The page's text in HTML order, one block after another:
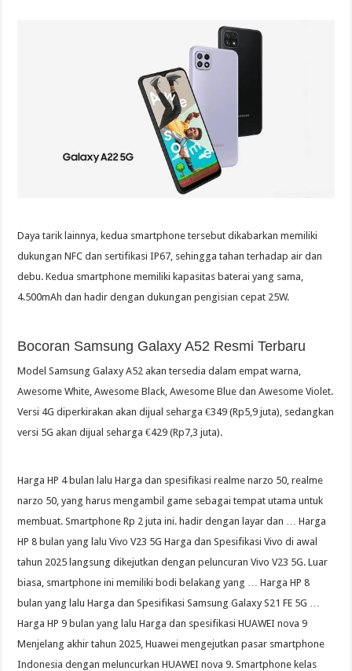
Daya tarik lainnya, kedua smartphone tersebut dikabarkan memiliki
dukungan NFC dan sertifikasi IP67, sehingga tahan terhadap air dan
debu. Kedua smartphone memiliki kapasitas baterai yang sama,
4.500mAh dan hadir dengan dukungan pengisian cepat 25W.
Bocoran Samsung Galaxy A52 Resmi Terbaru
Model Samsung Galaxy A52 akan tersedia dalam empat warna,
Awesome White, Awesome Black, Awesome Blue dan Awesome Violet.
Versi 4G diperkirakan akan dijual seharga €349 (Rp5,9 juta), sedangkan
versi 5G akan dijual seharga €429 (Rp7,3 juta).
Harga HP 4 bulan lalu Harga dan spesifikasi realme narzo 50, realme
narzo 50, yang harus mengambil game sebagai tempat utama untuk
membuat. Smartphone Rp 2 juta ini. hadir dengan layar dan … Harga
HP 8 bulan yang lalu Vivo V23 5G Harga dan Spesifikasi Vivo di awal
tahun 2025 langsung dikejutkan dengan peluncuran Vivo V23 5G. Luar
biasa, smartphone ini memiliki bodi belakang yang … Harga HP 8
bulan yang lalu Harga dan Spesifikasi Samsung Galaxy S21 FE 5G …
Harga HP 9 bulan yang lalu Harga dan spesifikasi HUAWEI nova 9
Menjelang akhir tahun 2025, Huawei mengejutkan pasar smartphone
Indonesia dengan meluncurkan HUAWEI nova 9. Smartphone kelas